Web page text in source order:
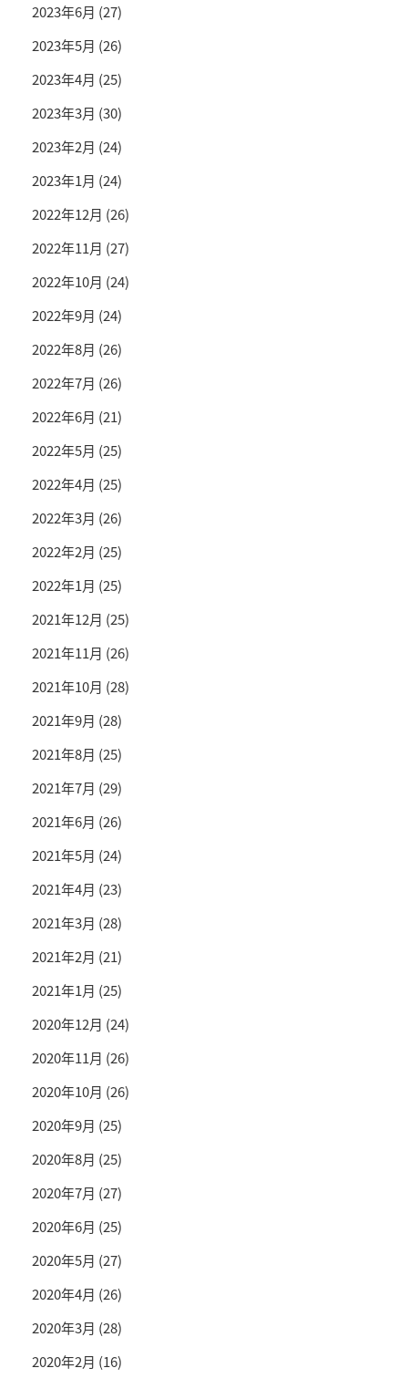
2023年6月 (27)
2023年5月 (26)
2023年4月 (25)
2023年3月 (30)
2023年2月 (24)
2023年1月 (24)
2022年12月 (26)
2022年11月 (27)
2022年10月 (24)
2022年9月 (24)
2022年8月 (26)
2022年7月 (26)
2022年6月 (21)
2022年5月 (25)
2022年4月 (25)
2022年3月 (26)
2022年2月 (25)
2022年1月 (25)
2021年12月 (25)
2021年11月 (26)
2021年10月 (28)
2021年9月 (28)
2021年8月 (25)
2021年7月 (29)
2021年6月 (26)
2021年5月 (24)
2021年4月 (23)
2021年3月 (28)
2021年2月 (21)
2021年1月 (25)
2020年12月 (24)
2020年11月 (26)
2020年10月 (26)
2020年9月 (25)
2020年8月 (25)
2020年7月 (27)
2020年6月 (25)
2020年5月 (27)
2020年4月 (26)
2020年3月 (28)
2020年2月 (16)